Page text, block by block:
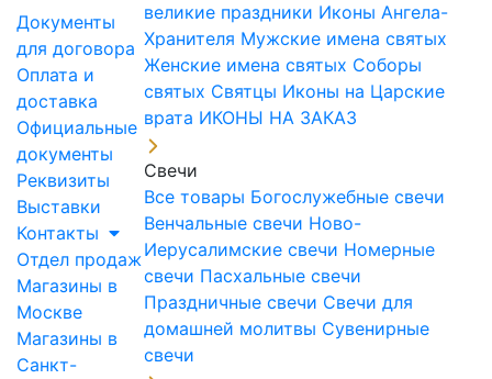
Документы
для договора
Оплата и
доставка
Официальные
документы
Реквизиты
Выставки
Контакты
Отдел продаж
Магазины в
Москве
Магазины в
Санкт-
великие праздники Иконы Ангела-
Хранителя Мужские имена святых
Женские имена святых Соборы
святых Святцы Иконы на Царские
врата ИКОНЫ НА ЗАКАЗ
Свечи
Все товары Богослужебные свечи
Венчальные свечи Ново-
Иерусалимские свечи Номерные
свечи Пасхальные свечи
Праздничные свечи Свечи для
домашней молитвы Сувенирные
свечи